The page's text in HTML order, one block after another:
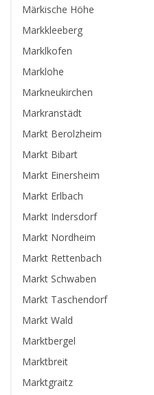
Märkische Höhe
Markkleeberg
Marklkofen
Marklohe
Markneukirchen
Markranstädt
Markt Berolzheim
Markt Bibart
Markt Einersheim
Markt Erlbach
Markt Indersdorf
Markt Nordheim
Markt Rettenbach
Markt Schwaben
Markt Taschendorf
Markt Wald
Marktbergel
Marktbreit
Marktgraitz